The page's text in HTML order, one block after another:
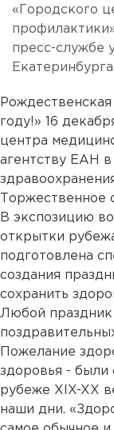
«Городского
пресс-службе
Екатеринбурга.
году!» 16
центра
агентству ЕАН
Торжественное
В экспозицию
открытки
подготовлена
создания
сохранить
Любой праздник
Пожелание
здоровья - были
рубеже XIX-XX
наши дни.